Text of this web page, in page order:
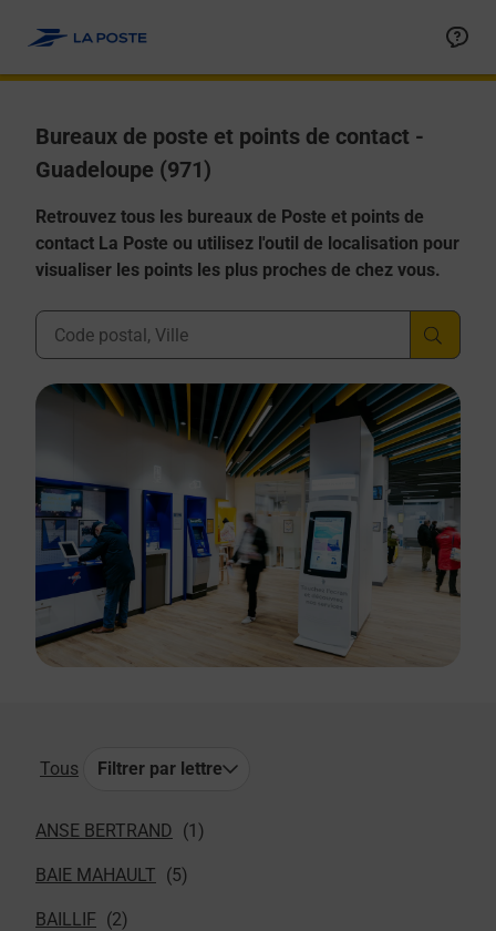
Bureaux de poste et points de contact -
Guadeloupe (971)
Retrouvez tous les bureaux de Poste et points de
contact La Poste ou utilisez l'outil de localisation pour
visualiser les points les plus proches de chez vous.
Ville, Département, Code Postal
Tous Filtrer par lettre
ANSE BERTRAND
BAIE MAHAULT
BAILLIF